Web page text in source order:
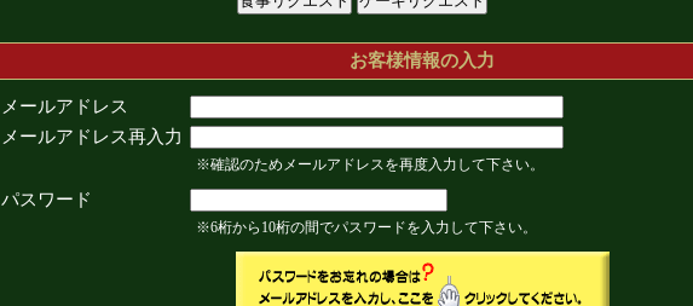
お客様情報の入力
メールアドレス
メールアドレス再入力
※確認のためメールアドレスを再度入力して下さい。
パスワード
※6桁から10桁の間でパスワードを入力して下さい。